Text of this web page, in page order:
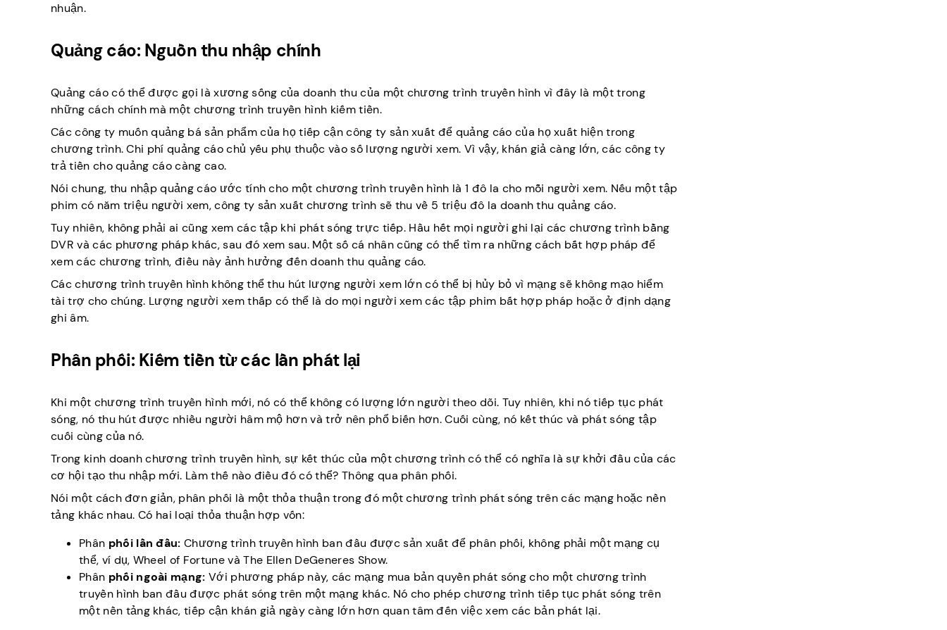
nhuận.
Quảng cáo: Nguồn thu nhập chính
Quảng cáo có thể được gọi là xương sống của doanh thu của một chương trình truyền hình vì đây là một trong
những cách chính mà một chương trình truyền hình kiếm tiền.
Các công ty muốn quảng bá sản phẩm của họ tiếp cận công ty sản xuất để quảng cáo của họ xuất hiện trong
chương trình. Chi phí quảng cáo chủ yếu phụ thuộc vào số lượng người xem. Vì vậy, khán giả càng lớn, các công ty
trả tiền cho quảng cáo càng cao.
Nói chung, thu nhập quảng cáo ước tính cho một chương trình truyền hình là 1 đô la cho mỗi người xem. Nếu một tập
phim có năm triệu người xem, công ty sản xuất chương trình sẽ thu về 5 triệu đô la doanh thu quảng cáo.
Tuy nhiên, không phải ai cũng xem các tập khi phát sóng trực tiếp. Hầu hết mọi người ghi lại các chương trình bằng
DVR và các phương pháp khác, sau đó xem sau. Một số cá nhân cũng có thể tìm ra những cách bất hợp pháp để
xem các chương trình, điều này ảnh hưởng đến doanh thu quảng cáo.
Các chương trình truyền hình không thể thu hút lượng người xem lớn có thể bị hủy bỏ vì mạng sẽ không mạo hiểm
tài trợ cho chúng. Lượng người xem thấp có thể là do mọi người xem các tập phim bất hợp pháp hoặc ở định dạng
ghi âm.
Phân phối: Kiếm tiền từ các lần phát lại
Khi một chương trình truyền hình mới, nó có thể không có lượng lớn người theo dõi. Tuy nhiên, khi nó tiếp tục phát
sóng, nó thu hút được nhiều người hâm mộ hơn và trở nên phổ biến hơn. Cuối cùng, nó kết thúc và phát sóng tập
cuối cùng của nó.
Trong kinh doanh chương trình truyền hình, sự kết thúc của một chương trình có thể có nghĩa là sự khởi đầu của các
cơ hội tạo thu nhập mới. Làm thế nào điều đó có thể? Thông qua phân phối.
Nói một cách đơn giản, phân phối là một thỏa thuận trong đó một chương trình phát sóng trên các mạng hoặc nền
tảng khác nhau. Có hai loại thỏa thuận hợp vốn:
Phân phối lần đầu:Chương trình truyền hình ban đầu được sản xuất để phân phối, không phải một mạng cụ
thể, ví dụ, Wheel of Fortune và The Ellen DeGeneres Show.
Phân phối ngoài mạng:Với phương pháp này, các mạng mua bản quyền phát sóng cho một chương trình
truyền hình ban đầu được phát sóng trên một mạng khác. Nó cho phép chương trình tiếp tục phát sóng trên
một nền tảng khác, tiếp cận khán giả ngày càng lớn hơn quan tâm đến việc xem các bản phát lại.